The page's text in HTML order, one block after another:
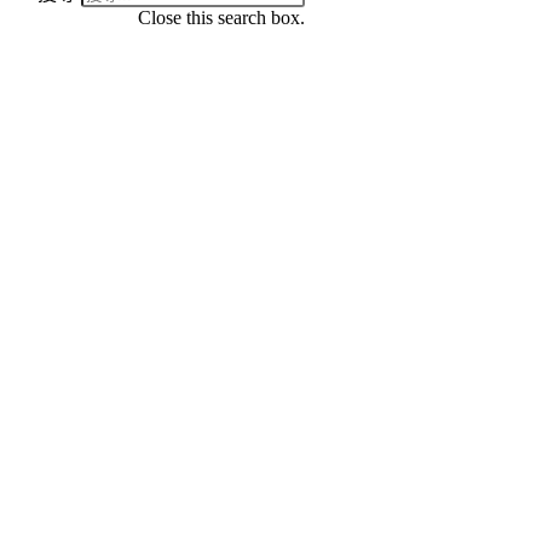
Close this search box.